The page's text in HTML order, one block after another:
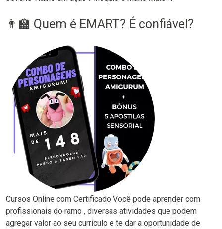
👨‍🏫 Quem é EMART? É confiável?
Cursos Online com Certificado Você pode aprender com
profissionais do ramo , diversas atividades que podem
agregar valor ao seu curriculo e te dar a oportunidade de